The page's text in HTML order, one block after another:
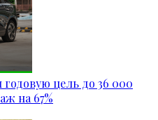
цель до 36 000
на 67%